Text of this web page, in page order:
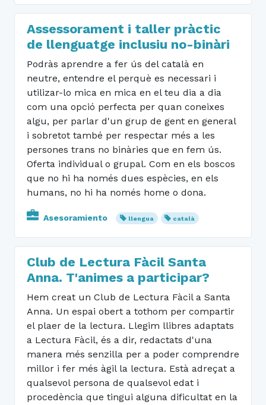
Assessorament i taller pràctic
de llenguatge inclusiu no-binàri
Podràs aprendre a fer ús del català en
neutre, entendre el perquè es necessari i
utilizar-lo mica en mica en el teu dia a dia
com una opció perfecta per quan coneixes
algu, per parlar d'un grup de gent en general
i sobretot també per respectar més a les
persones trans no binàries que en fem ús.
Oferta individual o grupal. Com en els boscos
que no hi ha només dues espècies, en els
humans, no hi ha només home o dona.
Asesoramiento llengua català
Club de Lectura Fàcil Santa
Anna. T'animes a participar?
Hem creat un Club de Lectura Fàcil a Santa
Anna. Un espai obert a tothom per compartir
el plaer de la lectura. Llegim llibres adaptats
a Lectura Fàcil, és a dir, redactats d'una
manera més senzilla per a poder comprendre
millor i fer més àgil la lectura. Està adreçat a
qualsevol persona de qualsevol edat i
procedència que tingui alguna dificultat en la